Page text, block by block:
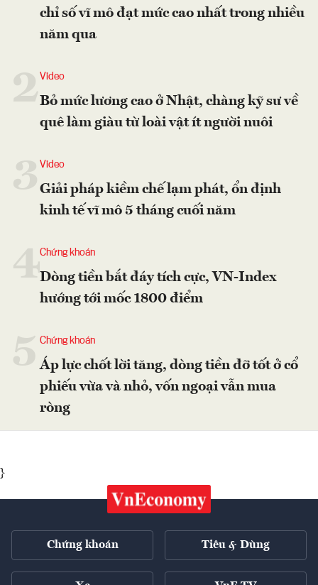
chỉ số vĩ mô đạt mức cao nhất trong nhiều
năm qua
2Video
Bỏ mức lương cao ở Nhật, chàng kỹ sư về
quê làm giàu từ loài vật ít người nuôi
Video
Giải pháp kiềm chế lạm phát, ổn định
kinh tế vĩ mô 5 tháng cuối năm
4Chứng khoán
Dòng tiền bắt đáy tích cực, VN-Index
hướng tới mốc 1800 điểm
Chứng khoán
Áp lực chốt lời tăng, dòng tiền đỡ tốt ở cổ
phiếu vừa và nhỏ, vốn ngoại vẫn mua
ròng
}
Chứng khoán Tiêu & Dùng